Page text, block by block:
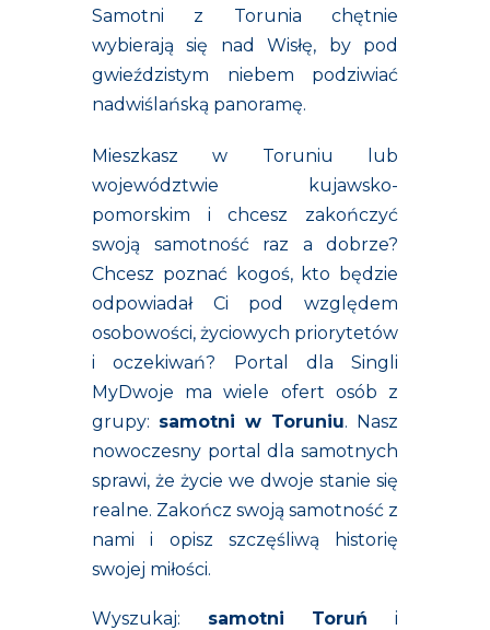
Samotni z Torunia chętnie
wybierają się nad Wisłę, by pod
gwieździstym niebem podziwiać
nadwiślańską panoramę.
Mieszkasz w Toruniu lub
województwie kujawsko-
pomorskim i chcesz zakończyć
swoją samotność raz a dobrze?
Chcesz poznać kogoś, kto będzie
odpowiadał Ci pod względem
osobowości, życiowych priorytetów
i oczekiwań? Portal dla Singli
MyDwoje ma wiele ofert osób z
grupy: samotni w Toruniu. Nasz
nowoczesny portal dla samotnych
sprawi, że życie we dwoje stanie się
realne. Zakończ swoją samotność z
nami i opisz szczęśliwą historię
swojej miłości.
Wyszukaj: samotni Toruń i